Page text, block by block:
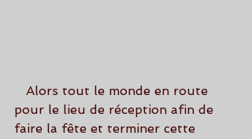
pour le lieu de réception afin de
faire la fête et terminer cette